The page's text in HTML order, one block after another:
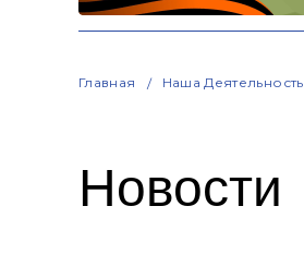
Главная Наша Деятельность
Новости